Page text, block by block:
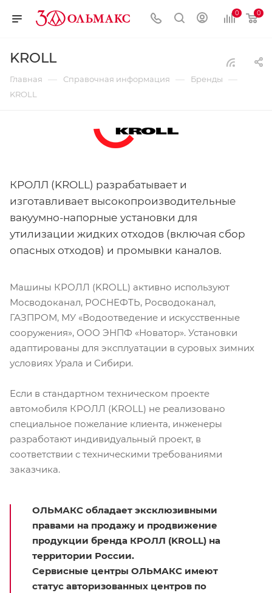
0 0
KROLL
Главная — Справочная информация — Бренды —
KROLL
КРОЛЛ (KROLL) разрабатывает и
изготавливает высокопроизводительные
вакуумно-напорные установки для
утилизации жидких отходов (включая сбор
опасных отходов) и промывки каналов.
Машины КРОЛЛ (KROLL) активно используют
Мосводоканал, РОСНЕФТЬ, Росводоканал,
ГАЗПРОМ, МУ «Водоотведение и искусственные
сооружения», ООО ЭНПФ «Новатор». Установки
адаптированы для эксплуатации в суровых зимних
условиях Урала и Сибири.
Если в стандартном техническом проекте
автомобиля КРОЛЛ (KROLL) не реализовано
специальное пожелание клиента, инженеры
разработают индивидуальный проект, в
соответствии с техническими требованиями
заказчика.
ОЛЬМАКС обладает эксклюзивными
правами на продажу и продвижение
продукции бренда КРОЛЛ (KROLL) на
территории России.
Сервисные центры ОЛЬМАКС имеют
статус авторизованных центров по